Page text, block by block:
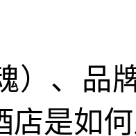
）、品
店是如